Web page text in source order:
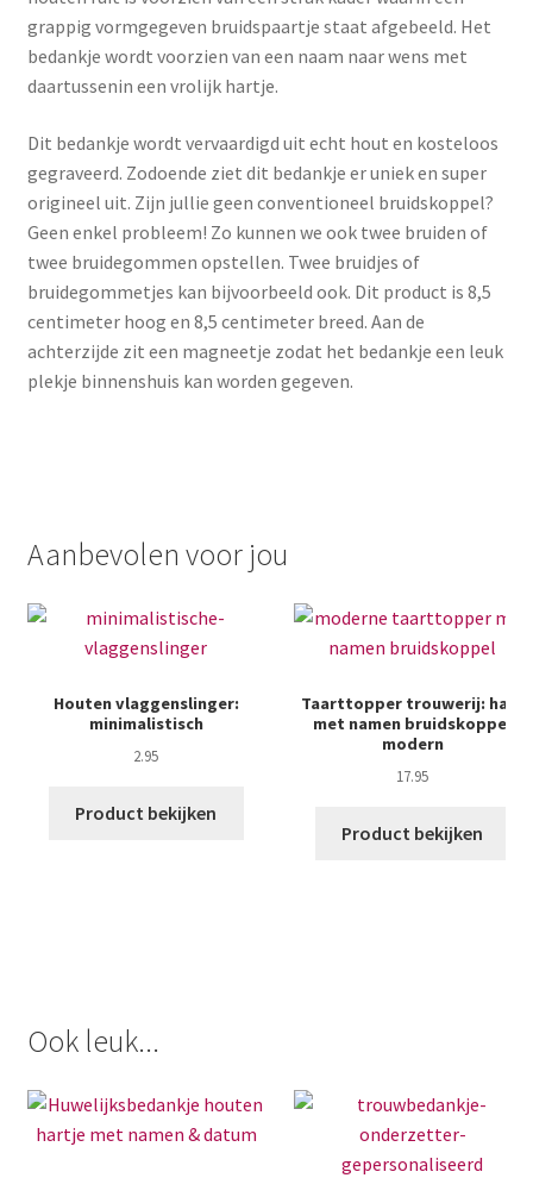
grappig vormgegeven bruidspaartje staat afgebeeld. Het
bedankje wordt voorzien van een naam naar wens met
daartussenin een vrolijk hartje.
Dit bedankje wordt vervaardigd uit echt hout en kosteloos
gegraveerd. Zodoende ziet dit bedankje er uniek en super
origineel uit. Zijn jullie geen conventioneel bruidskoppel?
Geen enkel probleem! Zo kunnen we ook twee bruiden of
twee bruidegommen opstellen. Twee bruidjes of
bruidegommetjes kan bijvoorbeeld ook. Dit product is 8,5
centimeter hoog en 8,5 centimeter breed. Aan de
achterzijde zit een magneetje zodat het bedankje een leuk
plekje binnenshuis kan worden gegeven.
Aanbevolen voor jou
Houten vlaggenslinger:
minimalistisch
2.95
Product bekijken
Taarttopper trouwerij: hart
met namen bruidskoppel
modern
17.95
Product bekijken
Ook leuk...